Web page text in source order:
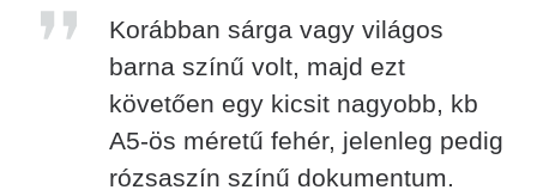
Korábban sárga vagy világos
barna színű volt, majd ezt
követően egy kicsit nagyobb, kb
A5-ös méretű fehér, jelenleg pedig
rózsaszín színű dokumentum.